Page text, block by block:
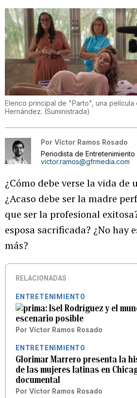
Elenco principal de "Parto", una película
Hernández. (Suministrada)
Por Víctor Ramos Rosado
Periodista de Entretenimiento
victor.ramos@gfrmedia.com
¿Cómo debe verse la vida de
¿Acaso debe ser la madre
que ser la profesional
esposa sacrificada? ¿No hay
más?
RELACIONADAS
ENTRETENIMIENTO
Isel Rodríguez y el
escenario posible
Por Víctor Ramos Rosado
ENTRETENIMIENTO
Glorimar Marrero presenta la
de las mujeres latinas en
documental
Por Víctor Ramos Rosado